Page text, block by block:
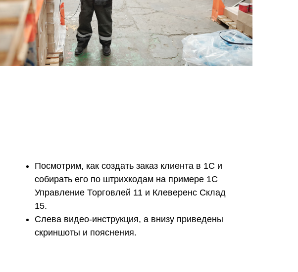
Посмотрим, как создать заказ клиента в 1С и
собирать его по штрихкодам на примере 1С
Управление Торговлей 11 и Клеверенс Склад
15.
Слева видео-инструкция, а внизу приведены
скриншоты и пояснения.